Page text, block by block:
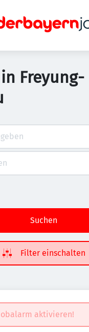
in Freyung-
Suchen
Filter einschalten
aktivieren!